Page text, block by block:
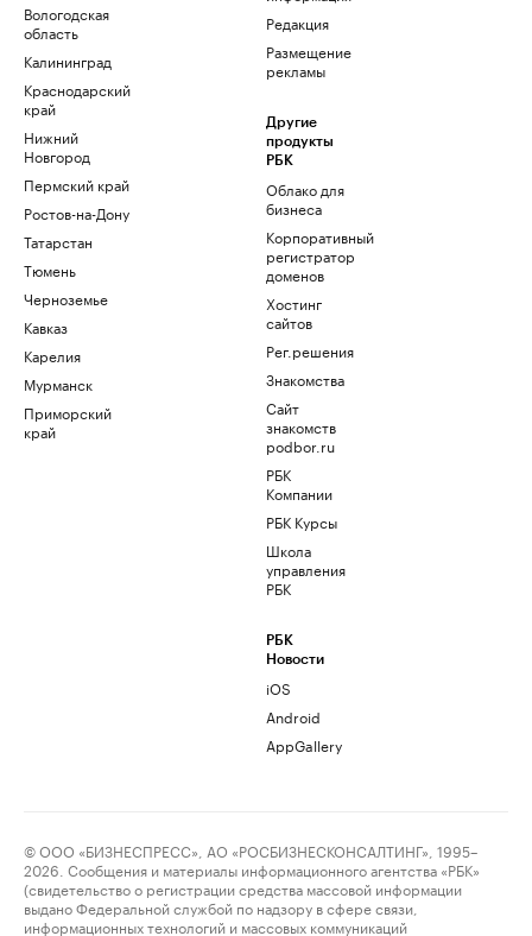
Вологодская
область
Калининград
Краснодарский
край
Нижний
Новгород
Пермский край
Ростов-на-Дону
Татарстан
Тюмень
Черноземье
Кавказ
Карелия
Мурманск
Приморский
край
Редакция
Размещение
рекламы
Другие
продукты
РБК
Облако для
бизнеса
Корпоративный
регистратор
доменов
Хостинг
сайтов
Рег.решения
Знакомства
Сайт
знакомств
podbor.ru
РБК
Компании
РБК Курсы
Школа
управления
РБК
РБК
Новости
iOS
Android
AppGallery
© ООО «БИЗНЕСПРЕСС», АО «РОСБИЗНЕСКОНСАЛТИНГ», 1995–
2026. Сообщения и материалы информационного агентства «РБК»
(свидетельство о регистрации средства массовой информации
выдано Федеральной службой по надзору в сфере связи,
информационных технологий и массовых коммуникаций